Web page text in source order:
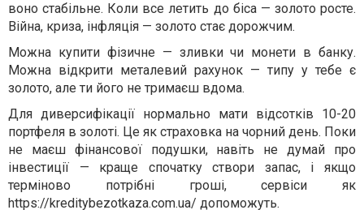
воно стабільне. Коли все летить до біса — золото росте.
Війна, криза, інфляція — золото стає дорожчим.
Можна купити фізичне — зливки чи монети в банку.
Можна відкрити металевий рахунок — типу у тебе є
золото, але ти його не тримаєш вдома.
Для диверсифікації нормально мати відсотків 10-20
портфеля в золоті. Це як страховка на чорний день. Поки
не маєш фінансової подушки, навіть не думай про
інвестиції — краще спочатку створи запас, і якщо
терміново потрібні гроші, сервіси як
https://kreditybezotkaza.com.ua/ допоможуть.